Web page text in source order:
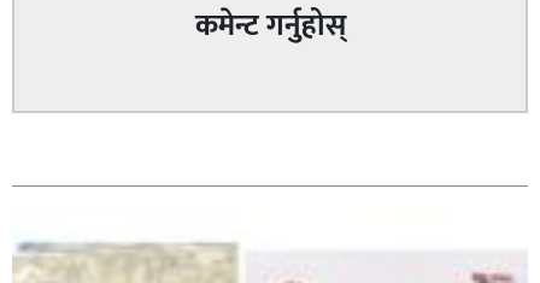
कमेन्ट गर्नुहोस्